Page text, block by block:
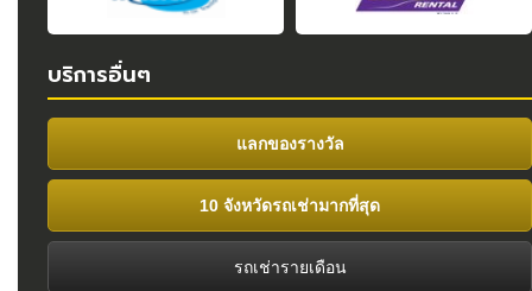
บริการอื่นๆ
แลกของรางวัล
10 จังหวัดรถเช่ามากที่สุด
รถเช่ารายเดือน